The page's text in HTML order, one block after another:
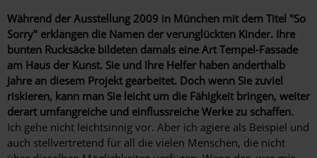
Während der Ausstellung 2009 in München mit dem Titel "So
Sorry" erklangen die Namen der verunglückten Kinder. Ihre
bunten Rucksäcke bildeten damals eine Art Tempel-Fassade
am Haus der Kunst. Sie und Ihre Helfer haben anderthalb
Jahre an diesem Projekt gearbeitet. Doch wenn Sie zuviel
riskieren, kann man Sie leicht um die Fähigkeit bringen, weiter
derart umfangreiche und einflussreiche Werke zu schaffen.
Ich gehe nicht leichtsinnig vor. Aber ich agiere als Beispiel und
auch stellvertretend für all die vielen Menschen, die nicht